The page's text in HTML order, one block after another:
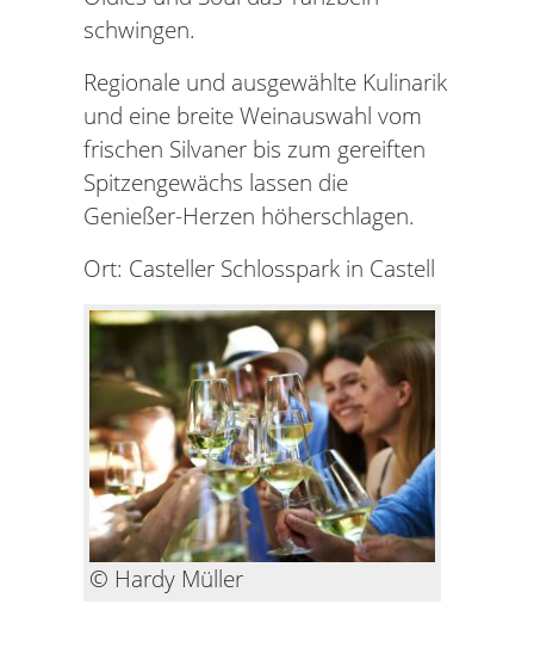
schwingen.
Regionale und ausgewählte Kulinarik
und eine breite Weinauswahl vom
frischen Silvaner bis zum gereiften
Spitzengewächs lassen die
Genießer-Herzen höherschlagen.
Ort: Casteller Schlosspark in Castell
© Hardy Müller